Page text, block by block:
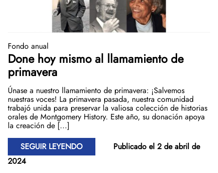
Fondo anual
Done hoy mismo al llamamiento de
primavera
Únase a nuestro llamamiento de primavera: ¡Salvemos
nuestras voces! La primavera pasada, nuestra comunidad
trabajó unida para preservar la valiosa colección de historias
orales de Montgomery History. Este año, su donación apoya
la creación de [...]
SEGUIR LEYENDO
Publicado el 2 de abril de
2024